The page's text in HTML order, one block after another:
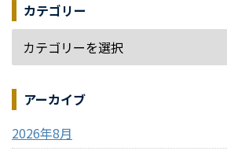
カテゴリー
アーカイブ
2026年8月